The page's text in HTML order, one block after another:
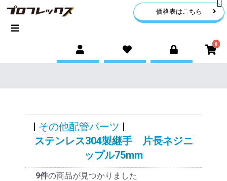
価格表はこちら
0
| その他配管パーツ |
ステンレス304製継手 片長ネジニ
ップル75mm
9件の商品が見つかりました